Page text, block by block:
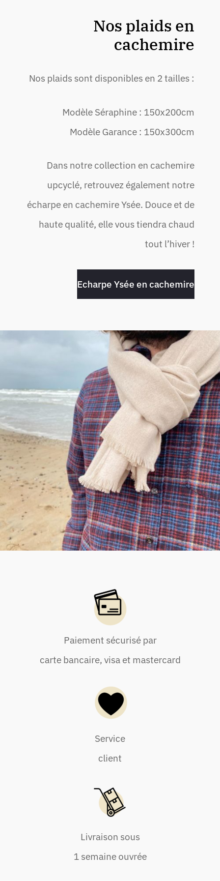
Nos plaids en
cachemire
Nos plaids sont disponibles en 2 tailles :
Modèle Séraphine : 150x200cm
Modèle Garance : 150x300cm
Dans notre collection en cachemire
upcyclé, retrouvez également notre
écharpe en cachemire Ysée. Douce et de
haute qualité, elle vous tiendra chaud
tout l’hiver !
Echarpe Ysée en cachemire
Paiement sécurisé par
carte bancaire, visa et mastercard
Service
client
Livraison sous
1 semaine ouvrée